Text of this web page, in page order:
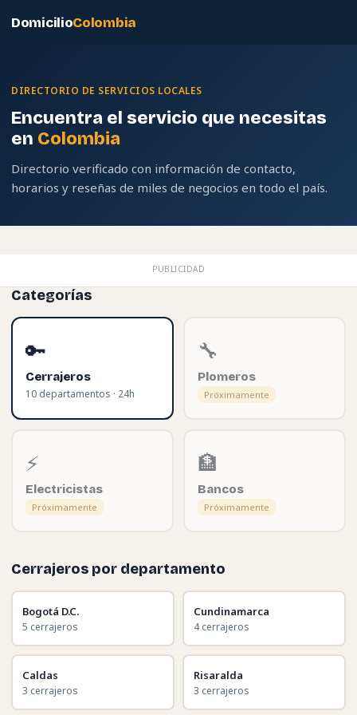
DomicilioColombia
DIRECTORIO DE SERVICIOS LOCALES
Encuentra el servicio que necesitas
en Colombia
Directorio verificado con información de contacto,
horarios y reseñas de miles de negocios en todo el país.
PUBLICIDAD
Categorías
🔑
Cerrajeros
10 departamentos · 24h
🔧
Plomeros
Próximamente
⚡
Electricistas
Próximamente
🏦
Bancos
Próximamente
Cerrajeros por departamento
Bogotá D.C.
5 cerrajeros
Cundinamarca
4 cerrajeros
Caldas
3 cerrajeros
Risaralda
3 cerrajeros